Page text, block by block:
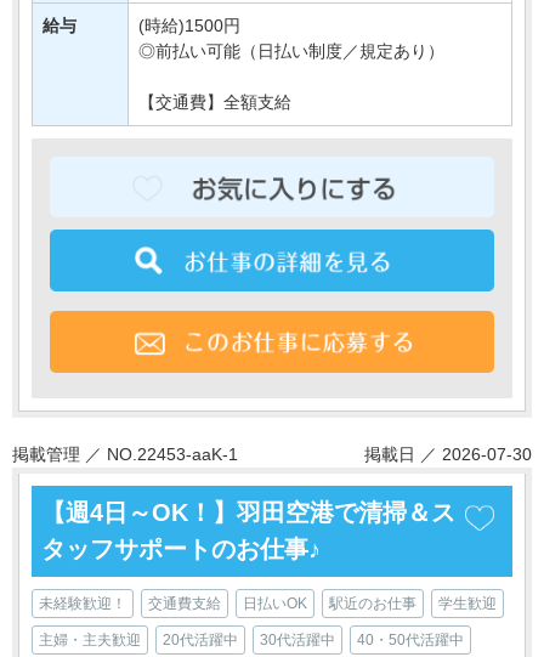
給与
(時給)1500円
◎前払い可能（日払い制度／規定あり）
【交通費】全額支給
掲載管理 ／ NO.22453-aaK-1 掲載日 ／ 2026-07-30
【週4日～OK！】羽田空港で清掃＆ス
タッフサポートのお仕事♪
未経験歓迎！ 交通費支給 日払いOK 駅近のお仕事 学生歓迎
主婦・主夫歓迎 20代活躍中 30代活躍中 40・50代活躍中